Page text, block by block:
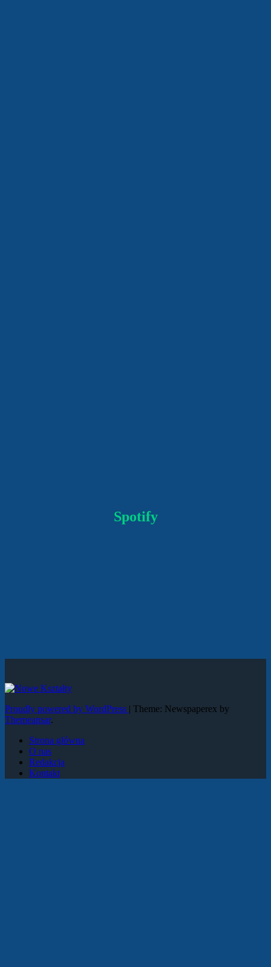
Spotify
Proudly powered by WordPress | Theme: Newspaperex by
Themeansar.
Strona główna
O nas
Redakcja
Kontakt